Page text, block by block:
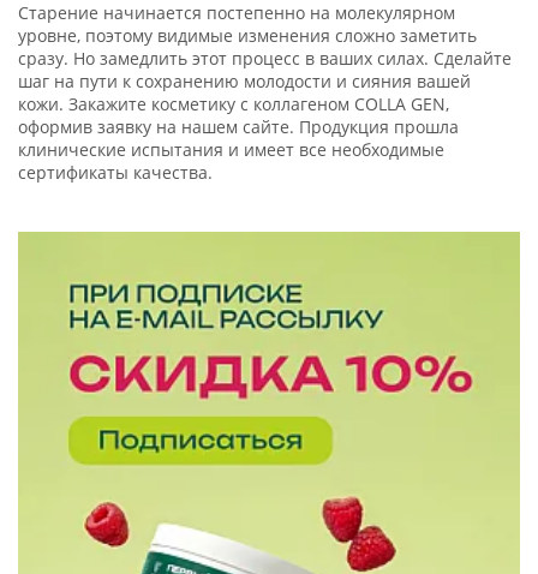
Старение начинается постепенно на молекулярном
уровне, поэтому видимые изменения сложно заметить
сразу. Но замедлить этот процесс в ваших силах. Сделайте
шаг на пути к сохранению молодости и сияния вашей
кожи. Закажите косметику с коллагеном COLLA GEN,
оформив заявку на нашем сайте. Продукция прошла
клинические испытания и имеет все необходимые
сертификаты качества.